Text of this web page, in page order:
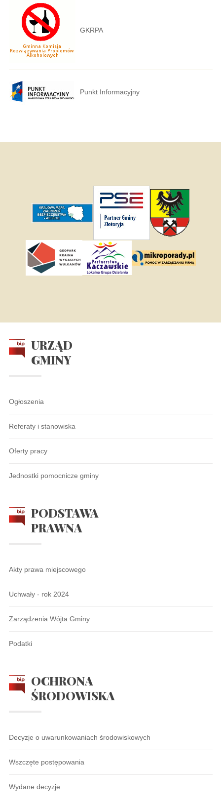
GKRPA
Punkt Informacyjny
URZĄD
GMINY
Ogłoszenia
Referaty i stanowiska
Oferty pracy
Jednostki pomocnicze gminy
PODSTAWA
PRAWNA
Akty prawa miejscowego
Uchwały - rok 2024
Zarządzenia Wójta Gminy
Podatki
OCHRONA
ŚRODOWISKA
Decyzje o uwarunkowaniach środowiskowych
Wszczęte postępowania
Wydane decyzje